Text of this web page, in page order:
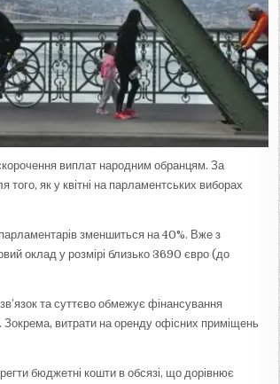
виплат народним обранцям. За
того, як у квітні на парламентських виборах
зменшиться на 40%. Вже з
оклад у розмірі близько 3690 євро (до
та суттєво обмежує фінансування
Зокрема, витрати на оренду офісних приміщень
бюджетні кошти в обсязі, що дорівнює